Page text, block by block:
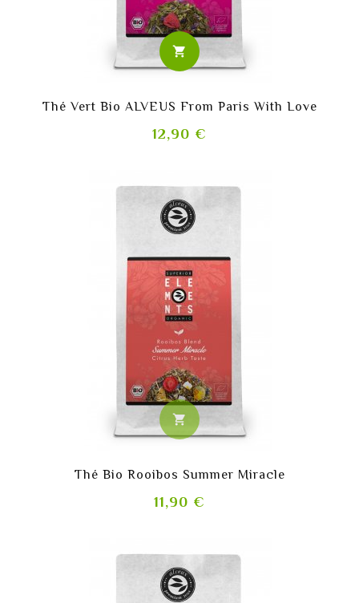
shopping_cart
Thé Vert Bio ALVEUS From Paris With Love
12,90 €
shopping_cart
Thé Bio Rooibos Summer Miracle
11,90 €